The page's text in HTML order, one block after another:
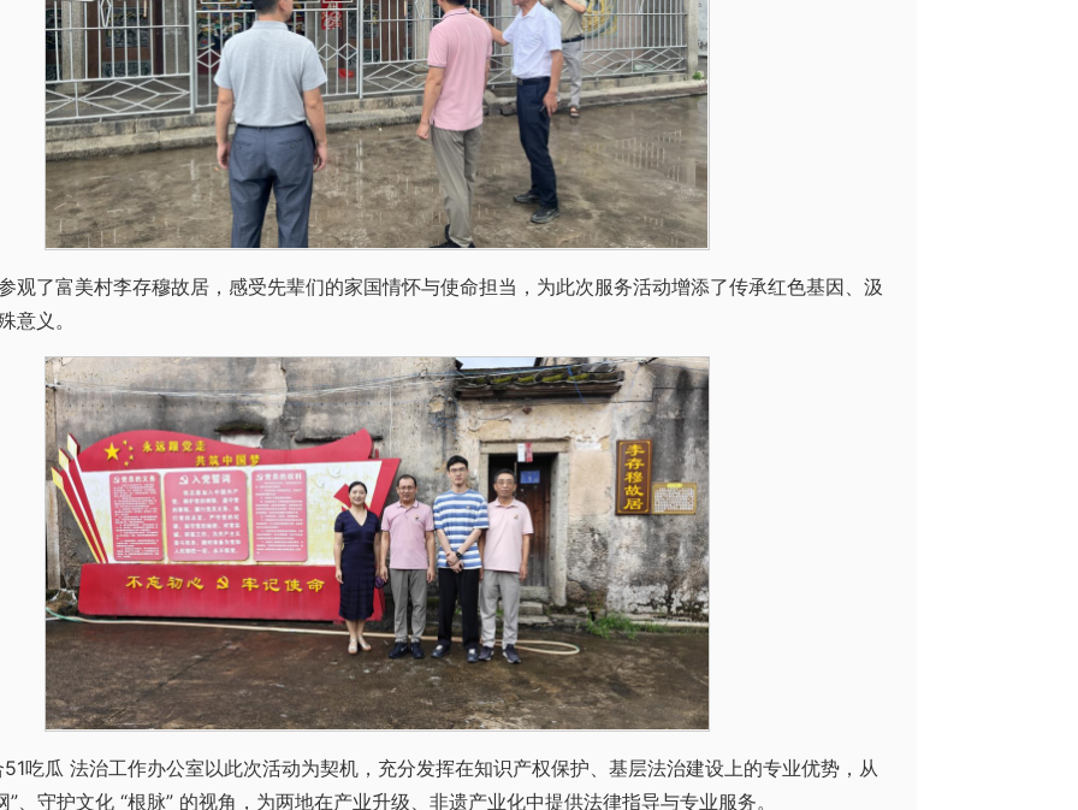
观了富美村李存穆故居，感受先辈们的家国情怀与使命担当，为此次服务活动增添了传承红色基因、汲
意义。
吃瓜 法治工作办公室以此次活动为契机，充分发挥在知识产权保护、基层法治建设上的专业优势，从
”、守护文化 “根脉” 的视角，为两地在产业升级、非遗产业化中提供法律指导与专业服务。